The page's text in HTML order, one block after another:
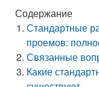
Содержание
Стандартные
проемов:
Связанные
Какие